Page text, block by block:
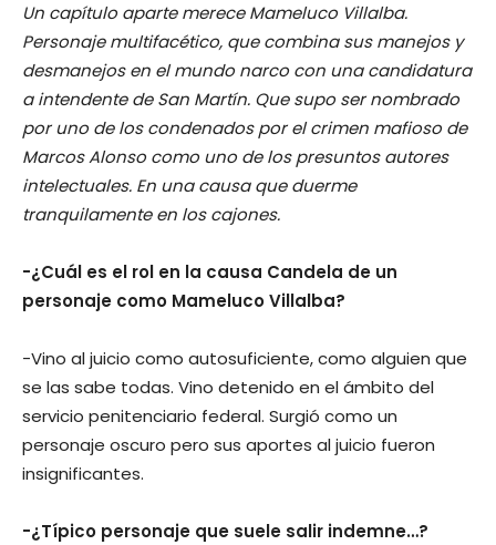
Un capítulo aparte merece Mameluco Villalba.
Personaje multifacético, que combina sus manejos y
desmanejos en el mundo narco con una candidatura
a intendente de San Martín. Que supo ser nombrado
por uno de los condenados por el crimen mafioso de
Marcos Alonso como uno de los presuntos autores
intelectuales. En una causa que duerme
tranquilamente en los cajones.
-¿Cuál es el rol en la causa Candela de un
personaje como Mameluco Villalba?
-Vino al juicio como autosuficiente, como alguien que
se las sabe todas. Vino detenido en el ámbito del
servicio penitenciario federal. Surgió como un
personaje oscuro pero sus aportes al juicio fueron
insignificantes.
-¿Típico personaje que suele salir indemne…?